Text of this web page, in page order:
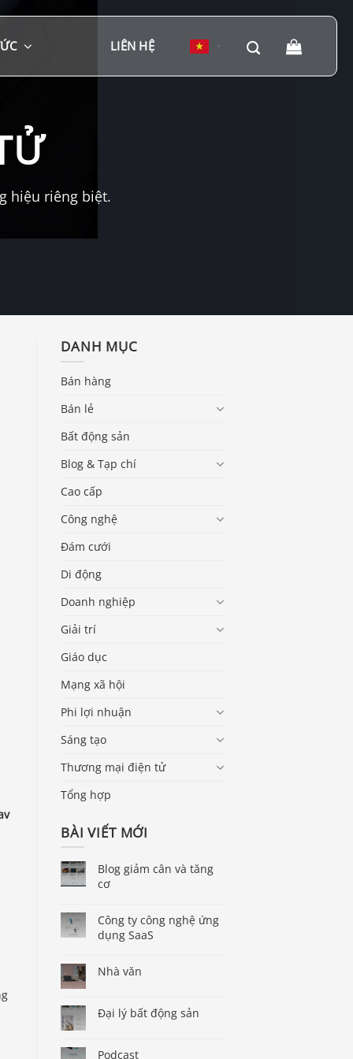
LIÊN HỆ
hiệu riêng biệt.
DANH MỤC
Bán hàng
Bán lẻ
Bất động sản
Blog & Tạp chí
Cao cấp
Công nghệ
Đám cưới
Di động
Doanh nghiệp
Giải trí
Giáo dục
Mạng xã hội
Phi lợi nhuận
Sáng tạo
Thương mại điện tử
Tổng hợp
BÀI VIẾT MỚI
Blog giảm cân và tăng
cơ
Công ty công nghệ ứng
dụng SaaS
Nhà văn
Đại lý bất động sản
Podcast